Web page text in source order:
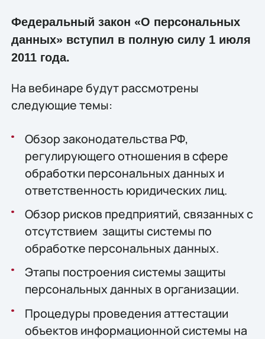
Федеральный закон «О персональных
данных» вступил в полную силу 1 июля
2011 года.
На вебинаре будут рассмотрены
следующие темы:
Обзор законодательства РФ,
регулирующего отношения в сфере
обработки персональных данных и
ответственность юридических лиц.
Обзор рисков предприятий, связанных с
отсутствием защиты системы по
обработке персональных данных.
Этапы построения системы защиты
персональных данных в организации.
Процедуры проведения аттестации
объектов информационной системы на